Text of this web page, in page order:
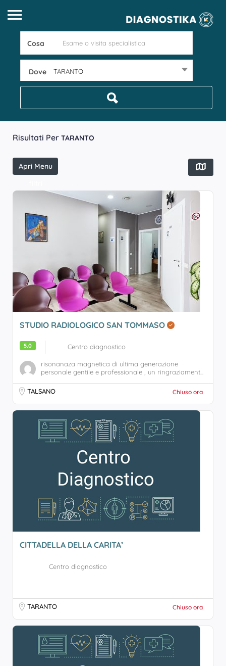
Cosa
Dove TARANTO
Risultati Per TARANTO
Apri Menu
STUDIO RADIOLOGICO SAN TOMMASO
5.0 Centro diagnostico
risonanaza magnetica di ultima generazione
personale gentile e professionale , un ringraziament...
TALSANO Chiuso ora
CITTADELLA DELLA CARITA’
Centro diagnostico
TARANTO Chiuso ora